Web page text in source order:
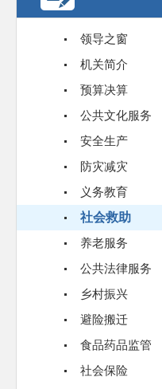
领导之窗
机关简介
预算决算
公共文化服务
安全生产
防灾减灾
义务教育
社会救助
养老服务
公共法律服务
乡村振兴
避险搬迁
食品药品监管
社会保险